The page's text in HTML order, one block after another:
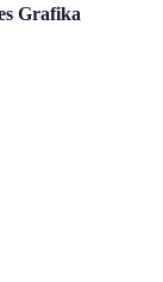
Grafika